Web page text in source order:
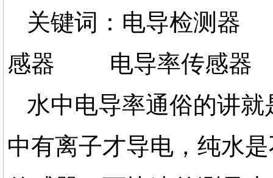
关键词：电导检
感器 电导率传感器
水中电导率通俗的讲
中有离子才导电，纯水